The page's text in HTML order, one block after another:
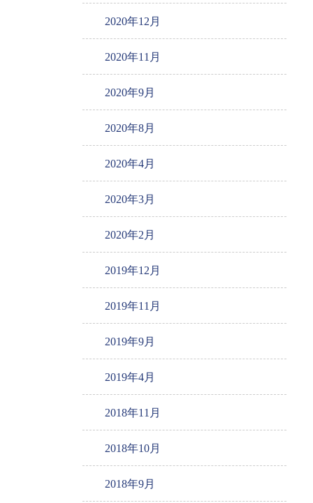
2020年12月
2020年11月
2020年9月
2020年8月
2020年4月
2020年3月
2020年2月
2019年12月
2019年11月
2019年9月
2019年4月
2018年11月
2018年10月
2018年9月